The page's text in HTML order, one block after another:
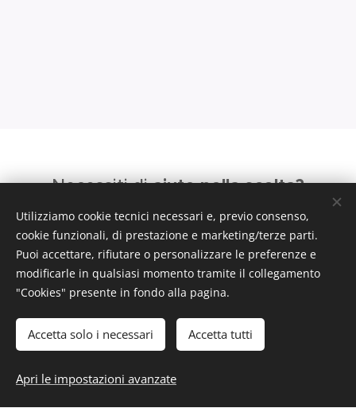
Necessiti diaiuto nella scelta?
Non esitare acontattarci subito, siamo
a disposizione perconsigli e
informazioni.
Tecnoflex S.a.s. di Palladino Domenico -
Vittorio Veneto 9 - 80145 (NA)-0815434477
Utilizziamo cookie tecnici necessari e, previo consenso,
cookie funzionali, di prestazione e marketing/terze parti.
Puoi accettare, rifiutare o personalizzare le preferenze e
modificarle in qualsiasi momento tramite il collegamento
"Cookies" presente in fondo alla pagina.
Accetta solo i necessari Accetta tutti
Apri le impostazioni avanzate